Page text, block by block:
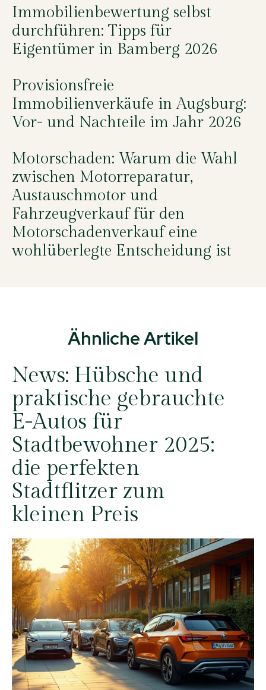
Immobilienbewertung selbst
durchführen: Tipps für
Eigentümer in Bamberg 2026
Provisionsfreie
Immobilienverkäufe in Augsburg:
Vor- und Nachteile im Jahr 2026
Motorschaden: Warum die Wahl
zwischen Motorreparatur,
Austauschmotor und
Fahrzeugverkauf für den
Motorschadenverkauf eine
wohlüberlegte Entscheidung ist
Ähnliche Artikel
News: Hübsche und
praktische gebrauchte
E-Autos für
Stadtbewohner 2025:
die perfekten
Stadtflitzer zum
kleinen Preis